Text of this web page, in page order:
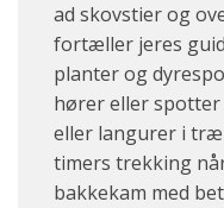
ad skovstier og
fortæller jeres
planter og
hører eller
eller langurer i
timers trekking
bakkekam med